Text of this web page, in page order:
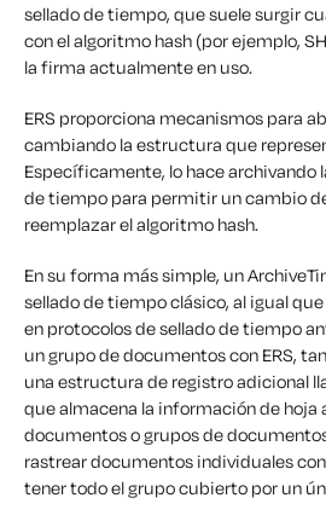
sellado de tiempo, que suele surgir
con el algoritmo hash (por ejemplo,
la firma actualmente en uso.
ERS proporciona mecanismos para
cambiando la estructura que
Específicamente, lo hace archivando
de tiempo para permitir un cambio
reemplazar el algoritmo hash.
En su forma más simple, un
sellado de tiempo clásico, al igual
en protocolos de sellado de tiempo
un grupo de documentos con ERS,
una estructura de registro adicional
que almacena la información de hoja
documentos o grupos de
rastrear documentos individuales
tener todo el grupo cubierto por un